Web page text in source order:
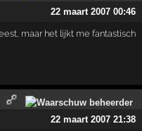
22 maart 2007 00:46
maar het lijkt me fantastisch
22 maart 2007 21:38